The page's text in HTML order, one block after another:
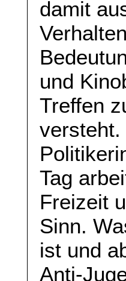
damit
und
Treffen
versteht.
Tag
Freizeit
Sinn.
ist und
Anti-